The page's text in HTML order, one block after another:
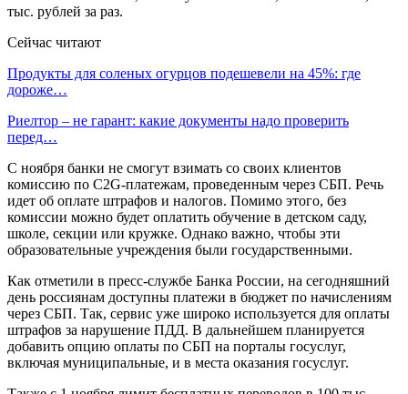
тыс. рублей за раз.
Сейчас читают
Продукты для соленых огурцов подешевели на 45%: где
дороже…
Риелтор – не гарант: какие документы надо проверить
перед…
С ноября банки не смогут взимать со своих клиентов
комиссию по C2G-платежам, проведенным через СБП. Речь
идет об оплате штрафов и налогов. Помимо этого, без
комиссии можно будет оплатить обучение в детском саду,
школе, секции или кружке. Однако важно, чтобы эти
образовательные учреждения были государственными.
Как отметили в пресс-службе Банка России, на сегодняшний
день россиянам доступны платежи в бюджет по начислениям
через СБП. Так, сервис уже широко используется для оплаты
штрафов за нарушение ПДД. В дальнейшем планируется
добавить опцию оплаты по СБП на порталы госуслуг,
включая муниципальные, и в места оказания госуслуг.